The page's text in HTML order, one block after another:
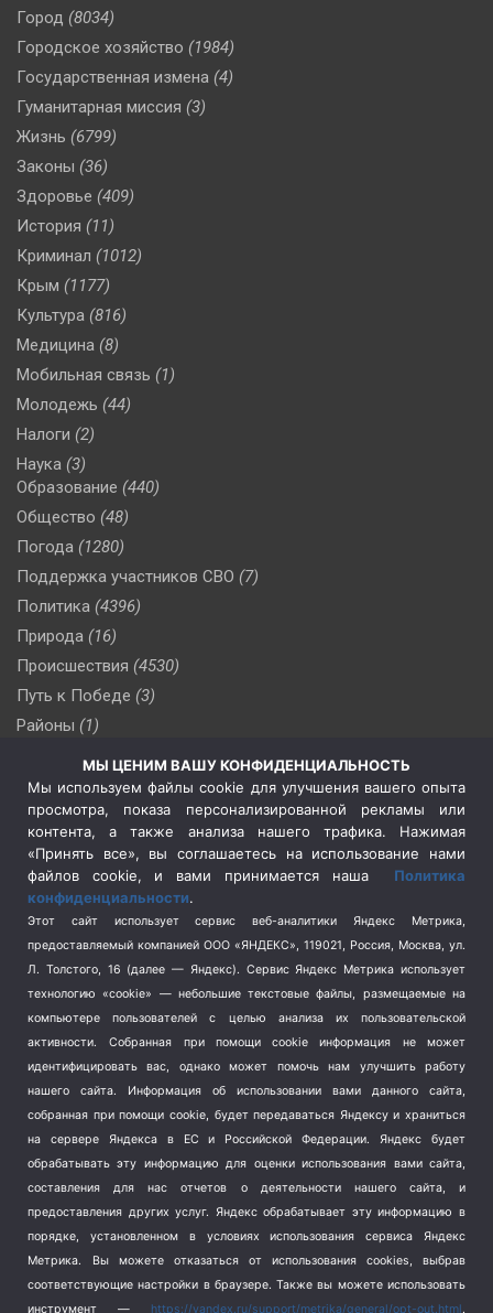
Город (8034)
Городское хозяйство (1984)
Государственная измена (4)
Гуманитарная миссия (3)
Жизнь (6799)
Законы (36)
Здоровье (409)
История (11)
Криминал (1012)
Крым (1177)
Культура (816)
Медицина (8)
Мобильная связь (1)
Молодежь (44)
Налоги (2)
Наука (3)
Образование (440)
Общество (48)
Погода (1280)
Поддержка участников СВО (7)
Политика (4396)
Природа (16)
Происшествия (4530)
Путь к Победе (3)
Районы (1)
(509)
Сельское хозяйство (3)
Социальная политика
(3)
Спецоперация в Украине
Спецоперация на Украине
(404)
Спорт (740)
Терроризм (1)
Транспорт (262)
Туризм (178)
Школа и спорт (2)
Экология (8)
Экономика (1172)
МЫ ЦЕНИМ ВАШУ КОНФИДЕНЦИАЛЬНОСТЬ
Мы используем файлы cookie для улучшения вашего опыта
просмотра, показа персонализированной рекламы или
контента, а также анализа нашего трафика. Нажимая
«Принять все», вы соглашаетесь на использование нами
файлов cookie, и вами принимается наша Политика
конфиденциальности.
Этот сайт использует сервис веб-аналитики Яндекс Метрика,
предоставляемый компанией ООО «ЯНДЕКС», 119021, Россия, Москва, ул.
Л. Толстого, 16 (далее — Яндекс). Сервис Яндекс Метрика использует
технологию «cookie» — небольшие текстовые файлы, размещаемые на
компьютере пользователей с целью анализа их пользовательской
активности.
Собранная при помощи cookie информация не может
идентифицировать вас, однако может помочь нам улучшить работу
нашего сайта. Информация об использовании вами данного сайта,
собранная при помощи cookie, будет передаваться Яндексу и храниться
на сервере Яндекса в ЕС и Российской Федерации. Яндекс будет
обрабатывать эту информацию для оценки использования вами сайта,
составления для нас отчетов о деятельности нашего сайта, и
предоставления других услуг. Яндекс обрабатывает эту информацию в
порядке, установленном в условиях использования сервиса Яндекс
Метрика.
Вы можете отказаться от использования cookies, выбрав
соответствующие настройки в браузере. Также вы можете использовать
инструмент — https://yandex.ru/support/metrika/general/opt-out.html.